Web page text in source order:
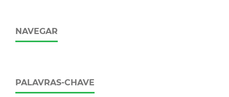
NAVEGAR
PALAVRAS-CHAVE